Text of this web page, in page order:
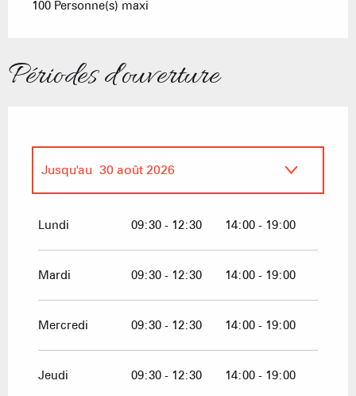
100 Personne(s) maxi
Périodes d'ouverture
Jusqu'au 30 août 2026
Lundi 09:30 - 12:30 14:00 - 19:00
Mardi 09:30 - 12:30 14:00 - 19:00
Mercredi 09:30 - 12:30 14:00 - 19:00
Jeudi 09:30 - 12:30 14:00 - 19:00